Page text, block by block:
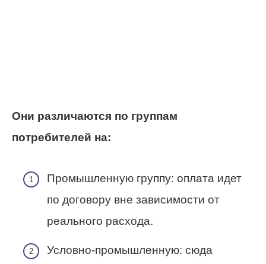
Они различаются по группам
потребителей на:
Промышленную группу: оплата идет
по договору вне зависимости от
реального расхода.
Условно-промышленную: сюда